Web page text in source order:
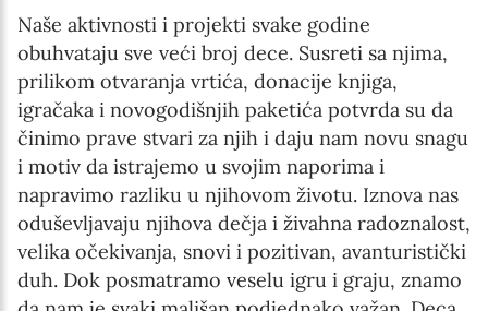
Naše aktivnosti i projekti svake godine
obuhvataju sve veći broj dece. Susreti sa njima,
prilikom otvaranja vrtića, donacije knjiga,
igračaka i novogodišnjih paketića potvrda su da
činimo prave stvari za njih i daju nam novu snagu
i motiv da istrajemo u svojim naporima i
napravimo razliku u njihovom životu. Iznova nas
oduševljavaju njihova dečja i živahna radoznalost,
velika očekivanja, snovi i pozitivan, avanturistički
duh. Dok posmatramo veselu igru i graju, znamo